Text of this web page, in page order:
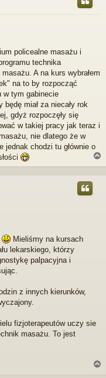
policealne masażu i
technika
A na kurs wybrałem
na to by rozpocząć
w tym gabinecie
miał za niecały rok
gdyż rozpoczęły się
w takiej pracy jak teraz i
nie dlatego że w
chodzi tu głównie o
a
Mieliśmy na kursach
lekarskiego, którzy
palpacyjna i
z innych kierunków,
fizjoterapeutów uczy sie
masażu. To jest